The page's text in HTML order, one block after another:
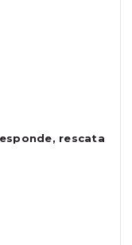
rescata